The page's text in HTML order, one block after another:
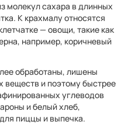
молекул сахара в длинных
К крахмалу относятся
— овощи, такие как
например, коричневый
обработаны, лишены
веществ и поэтому быстрее
углеводов
и белый хлеб,
пиццы и выпечка.